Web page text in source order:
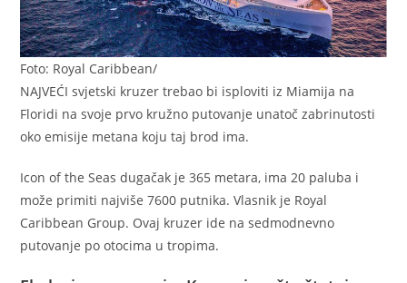
Foto: Royal Caribbean/
NAJVEĆI svjetski kruzer trebao bi isploviti iz Miamija na
Floridi na svoje prvo kružno putovanje unatoč zabrinutosti
oko emisije metana koju taj brod ima.
Icon of the Seas dugačak je 365 metara, ima 20 paluba i
može primiti najviše 7600 putnika. Vlasnik je Royal
Caribbean Group. Ovaj kruzer ide na sedmodnevno
putovanje po otocima u tropima.